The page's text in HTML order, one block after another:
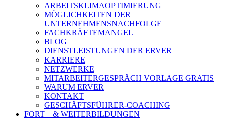
ARBEITSKLIMAOPTIMIERUNG
MÖGLICHKEITEN DER
UNTERNEHMENSNACHFOLGE
FACHKRÄFTEMANGEL
BLOG
DIENSTLEISTUNGEN DER ERVER
KARRIERE
NETZWERKE
MITARBEITERGESPRÄCH VORLAGE GRATIS
WARUM ERVER
KONTAKT
GESCHÄFTSFÜHRER-COACHING
FORT – & WEITERBILDUNGEN